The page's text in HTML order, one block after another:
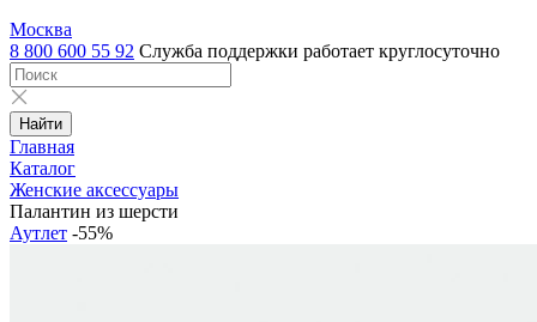
Москва
8 800 600 55 92 Служба поддержки работает круглосуточно
Найти
Главная
Каталог
Женские аксессуары
Палантин из шерсти
Аутлет -55%